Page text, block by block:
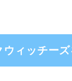
ウィッチー